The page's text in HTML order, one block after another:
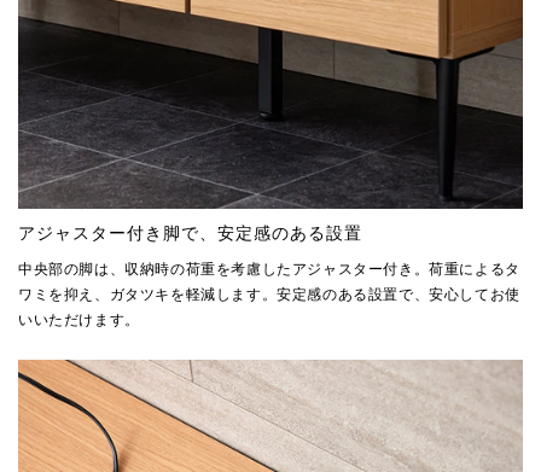
アジャスター付き脚で、安定感のある設置
中央部の脚は、収納時の荷重を考慮したアジャスター付き。荷重によるタ
ワミを抑え、ガタツキを軽減します。安定感のある設置で、安心してお使
いいただけます。